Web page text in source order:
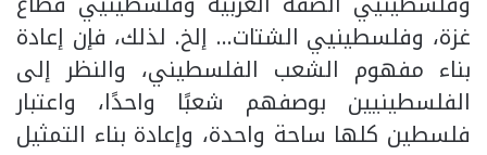
غزة، وفلسطينيي الشتات… إلخ. لذلك، فإن إعادة
بناء مفهوم الشعب الفلسطيني، والنظر إلى
الفلسطينيين بوصفهم شعبًا واحدًا، واعتبار
فلسطين كلها ساحة واحدة، وإعادة بناء التمثيل